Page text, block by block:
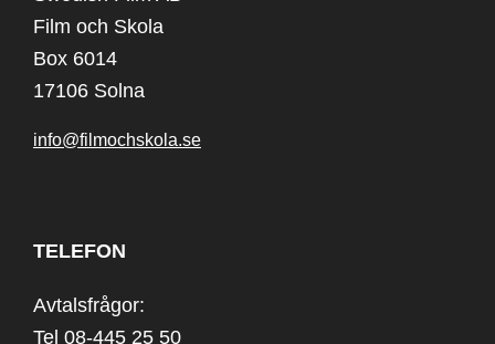
Film och Skola
Box 6014
17106 Solna
info@filmochskola.se
TELEFON
Avtalsfrågor:
Tel 08-445 25 50